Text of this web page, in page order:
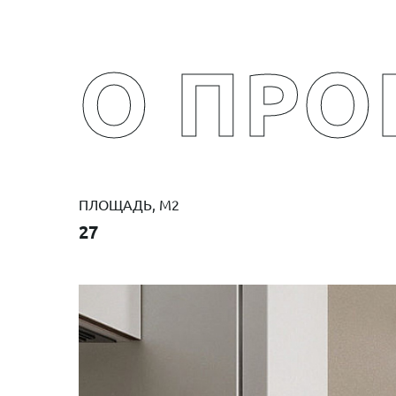
О
ПЛОЩАДЬ, М2
27